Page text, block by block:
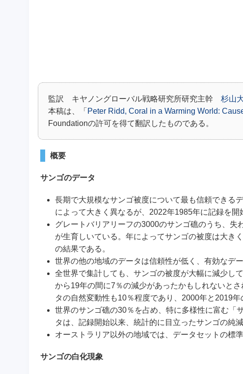
監訳 キヤノングローバル戦略研究所研究主幹 杉山
本稿は、「 Peter Ridd, Coral in a Warming World:
Foundationの許可を得て翻訳したものである。
概要
サンゴのデータ
長期で大規模なサンゴ被度について最も信頼できる
によって大きく異なるが、2022年1985年に記録を
グレートバリアリーフの3000のサンゴ礁のうち、
が生育しいている。年によってサンゴの被度は大き
の結果である。
世界の他の地域のデータは信頼性が低く、有効なデ
全世界で集計しても、サンゴの被度が大幅に減少し
から19年の間に7％の減少があったかもしれないと
タの自然変動性も10％程度であり、2000年と2019
世界のサンゴ礁の30％を占め、特に多様性に富む「
タは、記録開始以来、統計的に目立ったサンゴの純
オーストラリア以外の地域では、データセットの標
サンゴの白化現象